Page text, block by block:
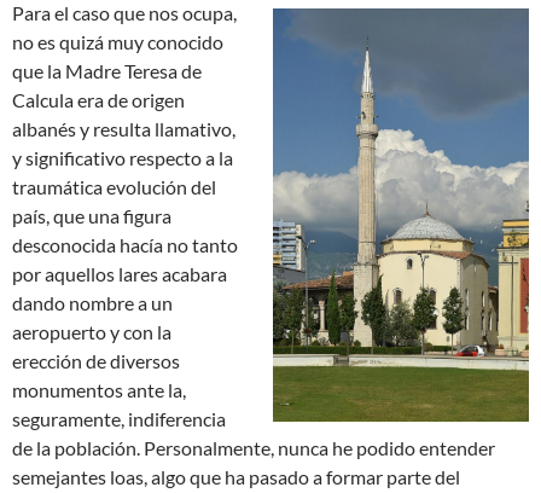
Para el caso que nos ocupa,
no es quizá muy conocido
que la Madre Teresa de
Calcula era de origen
albanés y resulta llamativo,
y significativo respecto a la
traumática evolución del
país, que una figura
desconocida hacía no tanto
por aquellos lares acabara
dando nombre a un
aeropuerto y con la
erección de diversos
monumentos ante la,
seguramente, indiferencia
de la población. Personalmente, nunca he podido entender
semejantes loas, algo que ha pasado a formar parte del